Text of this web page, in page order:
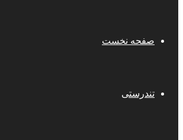
صفحه نخست
تندرستی